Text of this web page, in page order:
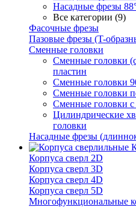
Насадные фрезы
Все категории (9)
Фасочные фрезы
Пазовые фрезы (T-
Сменные головки
Сменные головки
пластин
Сменные головки
Сменные головки
Сменные головки с
Цилиндрические
головки
Насадные фрезы
Корпуса сверл 2D
Корпуса сверл 3D
Корпуса сверл 4D
Корпуса сверл 5D
Многофункциональные